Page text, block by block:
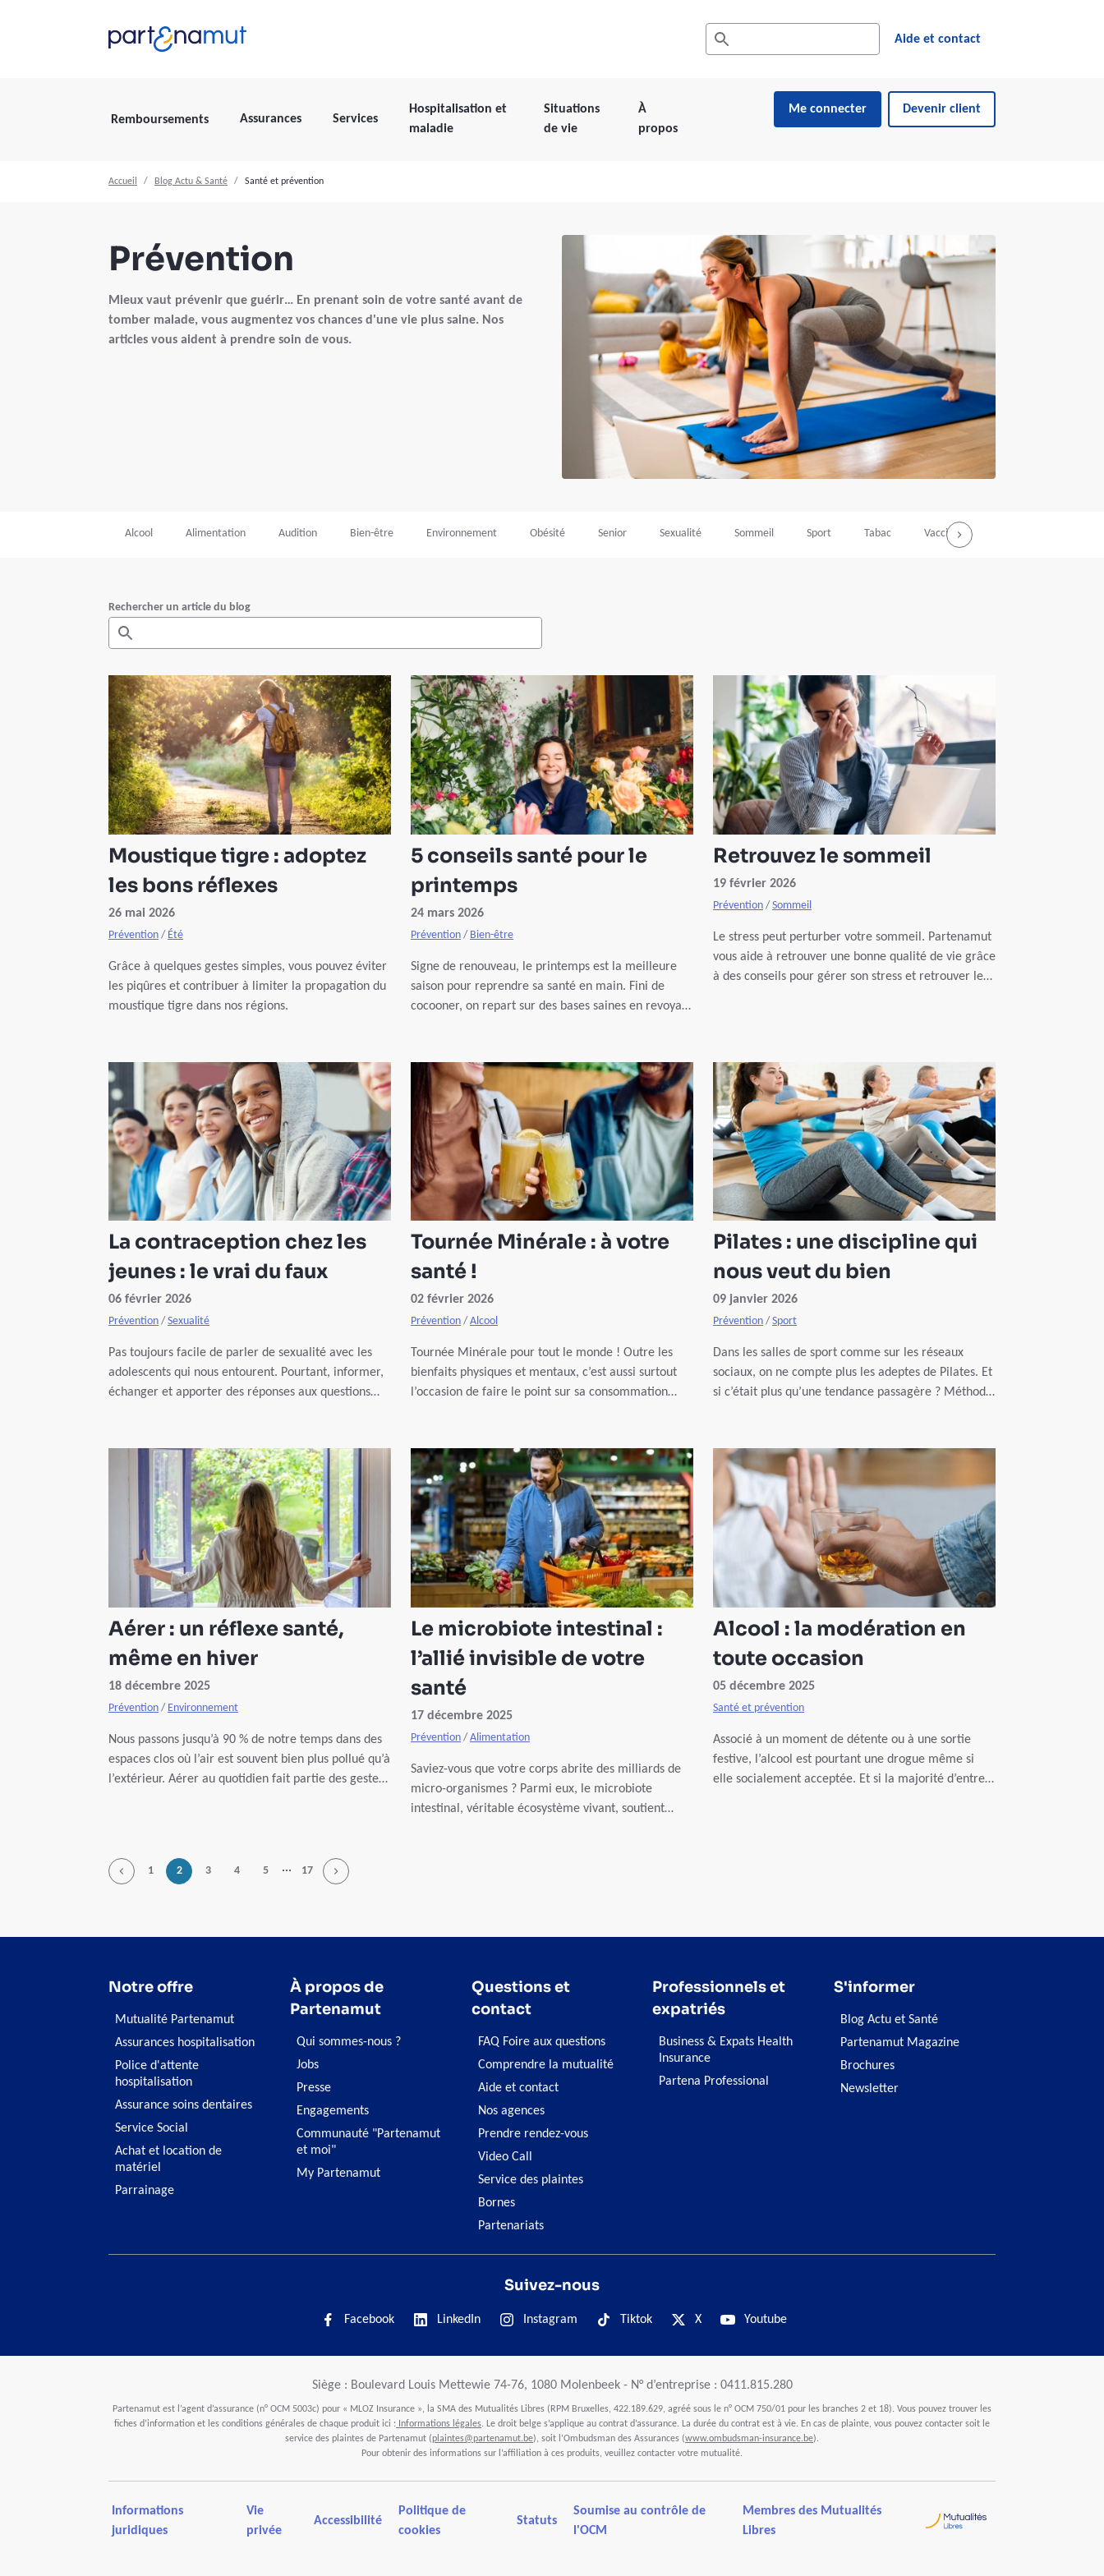
Rechercher dans le site web
Les résultats suggérés s'affichent dynamiquement sous le champ de
Aide et contact
Remboursements Assurances Services
Hospitalisation et
maladie
Situations
de vie
À
propos
Me connecter Devenir client
Accueil Blog Actu & Santé Santé et prévention
Prévention
Mieux vaut prévenir que guérir… En prenant soin de votre santé avant de
tomber malade, vous augmentez vos chances d'une vie plus saine. Nos
articles vous aident à prendre soin de vous.
Alcool Alimentation Audition Bien-être Environnement Obésité Senior Sexualité Sommeil Sport Tabac Vaccins
Rechercher un article du blog
Moustique tigre : adoptez
les bons réflexes
26 mai 2026
Prévention / Été
Grâce à quelques gestes simples, vous pouvez éviter
les piqûres et contribuer à limiter la propagation du
moustique tigre dans nos régions.
5 conseils santé pour le
printemps
24 mars 2026
Prévention / Bien-être
Signe de renouveau, le printemps est la meilleure
saison pour reprendre sa santé en main. Fini de
cocooner, on repart sur des bases saines en revoyant
Retrouvez le sommeil
19 février 2026
Prévention / Sommeil
Le stress peut perturber votre sommeil. Partenamut
vous aide à retrouver une bonne qualité de vie grâce
à des conseils pour gérer son stress et retrouver le
La contraception chez les
jeunes : le vrai du faux
06 février 2026
Prévention / Sexualité
Pas toujours facile de parler de sexualité avec les
adolescents qui nous entourent. Pourtant, informer,
échanger et apporter des réponses aux questions
sexuellement transmissibles. Une occasion de leur
en parler grâce à cet article ?
Tournée Minérale : à votre
santé !
02 février 2026
Prévention / Alcool
Tournée Minérale pour tout le monde ! Outre les
bienfaits physiques et mentaux, c’est aussi surtout
l’occasion de faire le point sur sa consommation
Pilates : une discipline qui
nous veut du bien
09 janvier 2026
Prévention / Sport
Dans les salles de sport comme sur les réseaux
sociaux, on ne compte plus les adeptes de Pilates. Et
si c’était plus qu’une tendance passagère ? Méthode,
Aérer : un réflexe santé,
même en hiver
18 décembre 2025
Prévention / Environnement
Nous passons jusqu’à 90 % de notre temps dans des
espaces clos où l’air est souvent bien plus pollué qu’à
l’extérieur. Aérer au quotidien fait partie des gestes
Le microbiote intestinal :
l’allié invisible de votre
santé
17 décembre 2025
Prévention / Alimentation
Saviez-vous que votre corps abrite des milliards de
micro-organismes ? Parmi eux, le microbiote
intestinal, véritable écosystème vivant, soutient
Alcool : la modération en
toute occasion
05 décembre 2025
Santé et prévention
Associé à un moment de détente ou à une sortie
festive, l’alcool est pourtant une drogue même si
elle socialement acceptée. Et si la majorité d’entre
Page 1 2 3 4 5 ... 17
Notre offre
Mutualité Partenamut
Assurances hospitalisation
Police d'attente
hospitalisation
Assurance soins dentaires
Service Social
Achat et location de
matériel
Parrainage
À propos de
Partenamut
Qui sommes-nous ?
Jobs
Presse
Engagements
Communauté "Partenamut
et moi"
My Partenamut
Questions et
contact
FAQ Foire aux questions
Comprendre la mutualité
Aide et contact
Nos agences
Prendre rendez-vous
Video Call
Service des plaintes
Bornes
Partenariats
Professionnels et
expatriés
Business & Expats Health
Insurance
Partena Professional
S'informer
Blog Actu et Santé
Partenamut Magazine
Brochures
Newsletter
Suivez-nous
Facebook LinkedIn Instagram Tiktok X Youtube
Siège : Boulevard Louis Mettewie 74-76, 1080 Molenbeek - N° d’entreprise : 0411.815.280
Partenamut est l’agent d’assurance (n° OCM 5003c) pour « MLOZ Insurance », la SMA des Mutualités Libres (RPM Bruxelles, 422.189.629, agréé sous le n° OCM 750/01 pour les branches 2 et 18). Vous pouvez trouver les
fiches d’information et les conditions générales de chaque produit ici : Informations légales. Le droit belge s’applique au contrat d’assurance. La durée du contrat est à vie. En cas de plainte, vous pouvez contacter soit le
service des plaintes de Partenamut (plaintes@partenamut.be), soit l’Ombudsman des Assurances (www.ombudsman-insurance.be).
Pour obtenir des informations sur l’affiliation à ces produits, veuillez contacter votre mutualité.
Informations
juridiques
Vie
privée
Accessibilité
Politique de
cookies
Statuts
Soumise au contrôle de
l'OCM
Membres des Mutualités
Libres